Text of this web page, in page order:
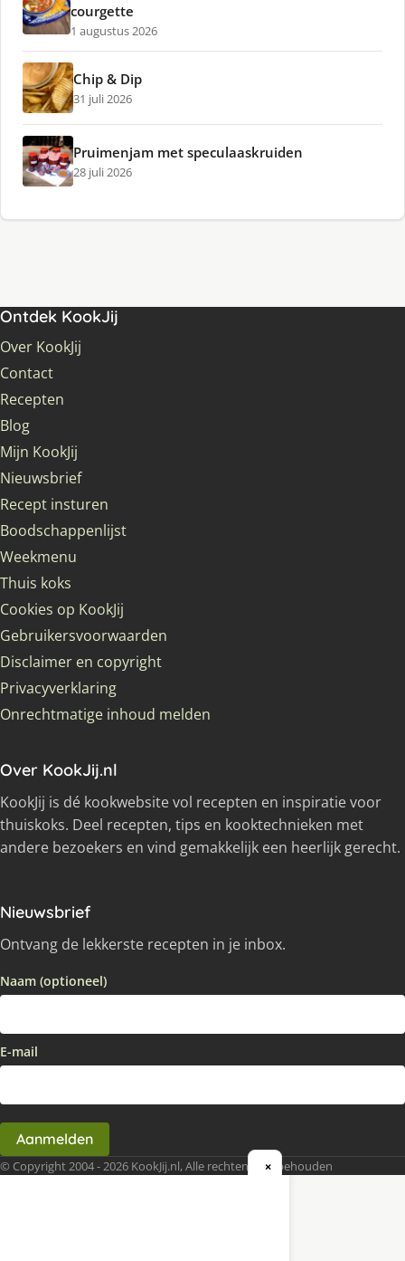
courgette
1 augustus 2026
Chip & Dip
31 juli 2026
Pruimenjam met speculaaskruiden
28 juli 2026
Ontdek KookJij
Over KookJij
Contact
Recepten
Blog
Mijn KookJij
Nieuwsbrief
Recept insturen
Boodschappenlijst
Weekmenu
Thuis koks
Cookies op KookJij
Gebruikersvoorwaarden
Disclaimer en copyright
Privacyverklaring
Onrechtmatige inhoud melden
Over KookJij.nl
KookJij is dé kookwebsite vol recepten en inspiratie voor
thuiskoks. Deel recepten, tips en kooktechnieken met
andere bezoekers en vind gemakkelijk een heerlijk gerecht.
Nieuwsbrief
Ontvang de lekkerste recepten in je inbox.
Naam (optioneel)
E-mail
Aanmelden
© Copyright 2004 - 2026 KookJij.nl, Alle rechten voorbehouden
×